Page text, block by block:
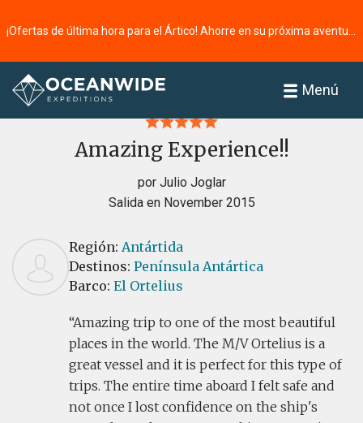
Menú
Página principal
Amazing Experience!!
por Julio Joglar
Salida en November 2015
Región: Antártida
Destinos: Península Antártica
Barco: El Ortelius
Amazing trip to one of the most beautiful
places in the world. The M/V Ortelius is a
great vessel and it is perfect for this type of
trips. The entire time aboard I felt safe and
not once I lost confidence on the ship's